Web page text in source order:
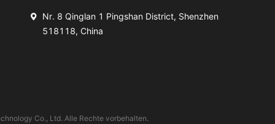
Nr. 8 Qinglan 1 Pingshan District, Shenzhen
518118, China
Co., Ltd. Alle Rechte vorbehalten.